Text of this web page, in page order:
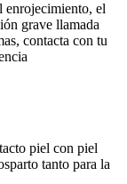
enrojecimiento, el
grave llamada
contacta con tu
piel con piel
tanto para la